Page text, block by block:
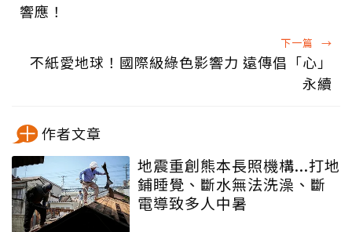
響應！
下一篇 →
不紙愛地球！國際級綠色影響力 遠傳倡「心」
永續
作者文章
地震重創熊本長照機構...打地
鋪睡覺、斷水無法洗澡、斷
電導致多人中暑